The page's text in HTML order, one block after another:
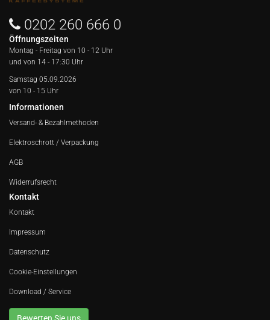
0202 260 666 0
Öffnungszeiten
Montag - Freitag von 10 - 12 Uhr
und von 14 - 17:30 Uhr
Samstag 05.09.2026
von 10 - 15 Uhr
Informationen
Versand- & Bezahlmethoden
Elektroschrott / Verpackung
AGB
Widerrufsrecht
Kontakt
Kontakt
Impressum
Datenschutz
Cookie-Einstellungen
Download / Service